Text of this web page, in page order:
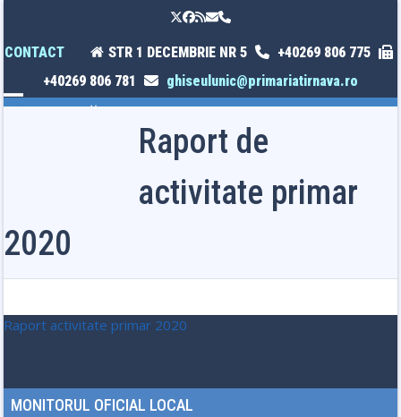
content
Twitter
Facebook
RSSEmailPhone
CONTACT
STR 1 DECEMBRIE NR 5
+40269 806 775
+40269 806 781
ghiseulunic@primariatirnava.ro
Open
Close
Raport de
activitate primar
2020
Raport activitate primar 2020
MONITORUL OFICIAL LOCAL